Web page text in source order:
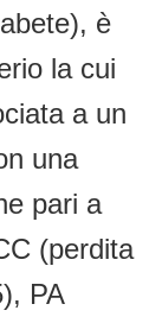
è
la cui
a un
una
pari a
(perdita
PA